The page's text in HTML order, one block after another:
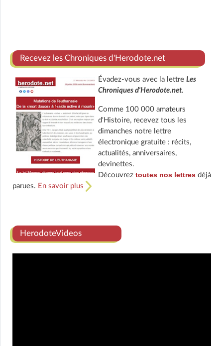
Recevez les Chroniques d'Herodote.net
Évadez-vous avec la lettre Les
Chroniques d'Herodote.net.
Comme 100 000 amateurs
d'Histoire, recevez tous les
dimanches notre lettre
électronique gratuite : récits,
actualités, anniversaires,
devinettes.
Découvrez toutes nos lettresdéjà
parues. En savoir plus
HerodoteVideos